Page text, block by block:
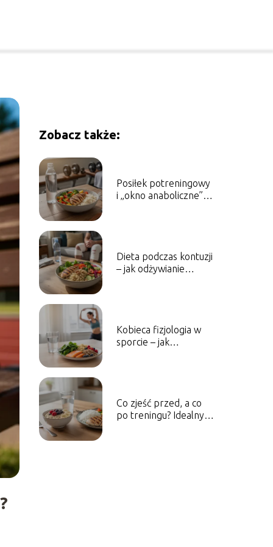
Zobacz także:
Posiłek potreningowy
i „okno anaboliczne” –
Dieta podczas kontuzji
– jak odżywianie
Kobieca fizjologia w
sporcie – jak
Co zjeść przed, a co
po treningu? Idealny